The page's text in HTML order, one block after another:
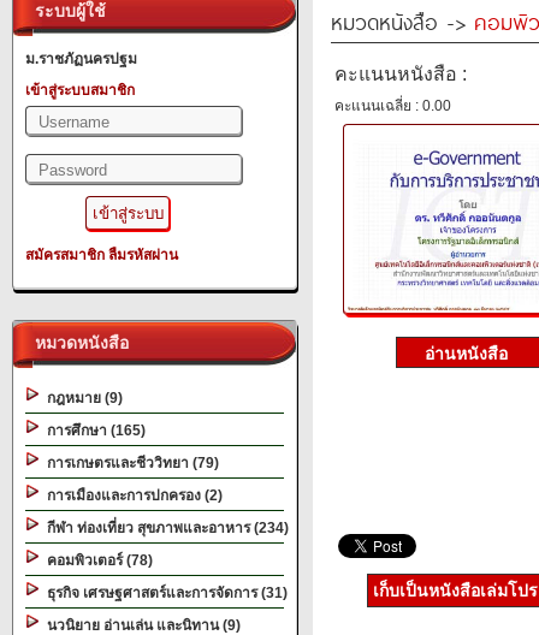
ระบบผู้ใช้
ม.ราชภัฏนครปฐม
เข้าสู่ระบบสมาชิก
สมัครสมาชิก ลืมรหัสผ่าน
หมวดหนังสือ
กฎหมาย (9)
การศึกษา (165)
การเกษตรและชีววิทยา (79)
การเมืองและการปกครอง (2)
กีฬา ท่องเที่ยว สุขภาพและอาหาร (234)
คอมพิวเตอร์ (78)
ธุรกิจ เศรษฐศาสตร์และการจัดการ (31)
นวนิยาย อ่านเล่น และนิทาน (9)
หมวดหนังสือ -> คอมพิ
คะแนนหนังสือ :
คะแนนเฉลี่ย : 0.00
เก็บเป็นหนังสือเล่มโป